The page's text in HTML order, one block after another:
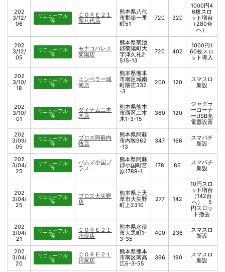
202
3/12/
06
リニューアル
等
ＣＯＲＥ２１
新八代店
熊本県八代
市郡築一番
町51
720 320
1000円4
6枚スロ
ット増台
（280台
へ）
202
3/12/
05
リニューアル
等
モナコパレス
菊陽店
熊本県菊池
郡菊陽町大
字津久礼2
515-13
720 402
1000円1
60枚スロ
ット導入
202
3/10/
18
リニューアル
等
エンペラー城
南店
熊本県熊本
市南区城南
町隈庄332
-3
200 120
スマスロ
新設
202
3/10/
01
リニューアル
等
ダイナム二本
木店
熊本県熊本
市西区二本
木1-3-15
360 120
ジャグラ
ーコーナ
ーUSB充
電器設置
202
3/09/
05
リニューアル
等
ブロス阿蘇内
牧店
熊本県阿蘇
市内牧962
-13
347 166
スマパチ
新設
202
3/04/
25
リニューアル
等
パムズ小国プ
ラス
熊本県阿蘇
郡小国町宮
原1789-1
178 86
スマパチ
新設
202
3/04/
25
リニューアル
等
ブロス大矢野
店
熊本県上天
草市大矢野
町上2310
277 142
10円スロ
ット増台
（142台
へ）、5
円スロッ
ト撤去
202
3/04/
21
リニューアル
等
ＣＯＲＥ２１
水俣店
熊本県水俣
市大黒町1-
3-35
400 236
スマスロ
新設
202
3/04/
20
リニューアル
等
ＣＯＲＥ２１
川尻店
熊本県熊本
市南区南高
江6-3-55
396 190
スマスロ
新設